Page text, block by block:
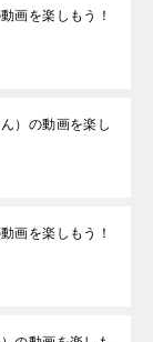
画を楽しもう！
）の動画を楽し
画を楽しもう！